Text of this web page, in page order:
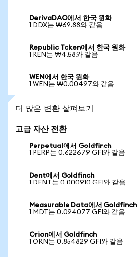
DerivaDAO에서 한국 원화
1 DDX는 ₩69.88와 같음
Republic Token에서 한국 원화
1 REN는 ₩4.58와 같음
WEN에서 한국 원화
1 WEN는 ₩0.00497와 같음
더 많은 변환 살펴보기
고급 자산 전환
Perpetual에서 Goldfinch
1 PERP는 0.622679 GFI와 같음
Dent에서 Goldfinch
1 DENT는 0.000910 GFI와 같음
Measurable Data에서 Goldfinch
1 MDT는 0.094077 GFI와 같음
Orion에서 Goldfinch
1 ORN는 0.854829 GFI와 같음